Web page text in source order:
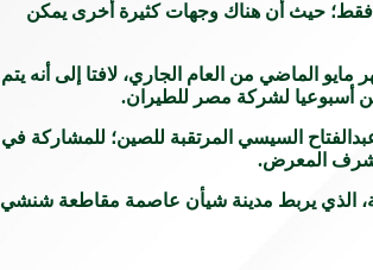
فقط؛ حيث أن هناك وجهات كثيرة أخرى يمكن
من يناير حتى شهر مايو الماضي من العام الجاري، لافتا إلى أنه يتم
السيسي المرتقبة للصين؛ للمشاركة في
شرف المعرض.
لشركة «ايرليجر» المصرية، الذي يربط مدينة شيأن عاصمة مقاطعة شنشي